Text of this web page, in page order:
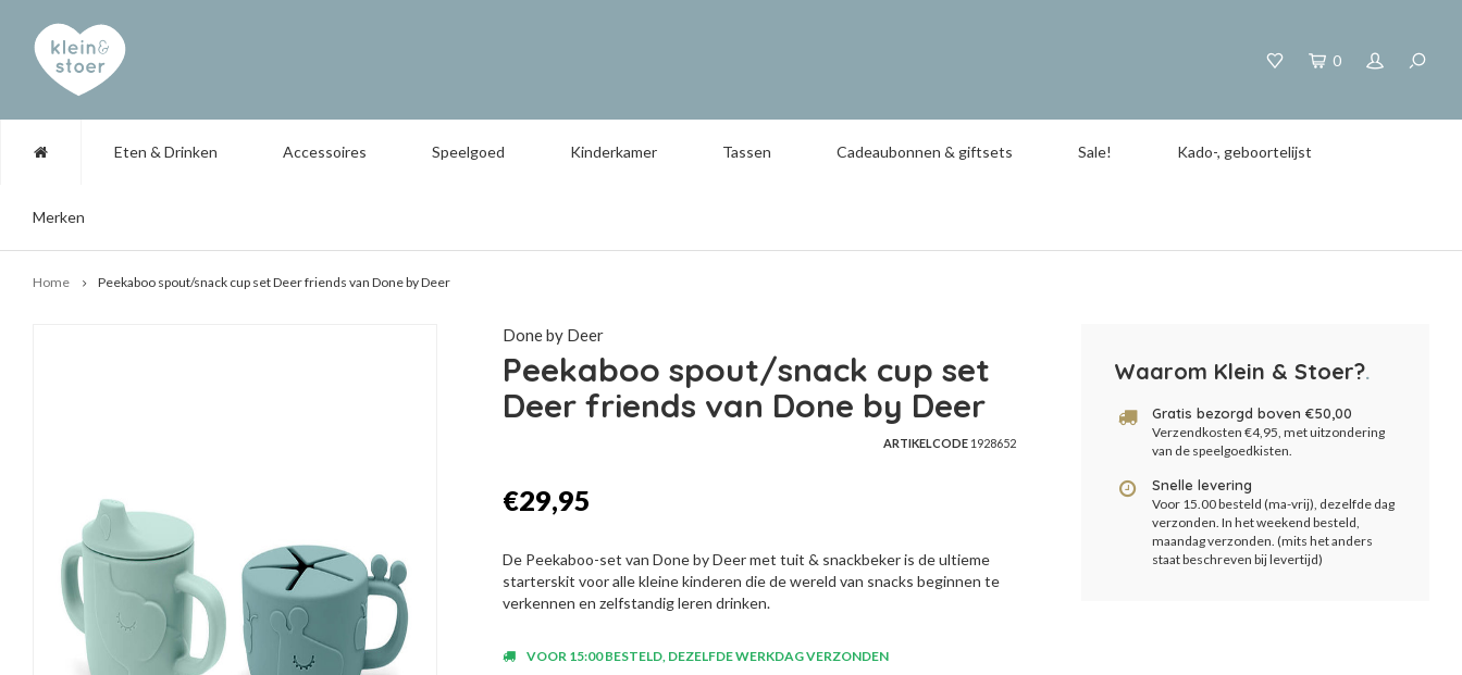
0
Eten & Drinken Accessoires Speelgoed Kinderkamer Tassen Cadeaubonnen & giftsets Sale! Kado-, geboortelijst
Merken
Home Peekaboo spout/snack cup set Deer friends van Done by Deer
Done by Deer
Peekaboo spout/snack cup set
Deer friends van Done by Deer
ARTIKELCODE1928652
€29,95
De Peekaboo-set van Done by Deer met tuit & snackbeker is de ultieme
starterskit voor alle kleine kinderen die de wereld van snacks beginnen te
verkennen en zelfstandig leren drinken.
VOOR 15:00 BESTELD, DEZELFDE WERKDAG VERZONDEN
Waarom Klein & Stoer?.
Gratis bezorgd boven €50,00
Verzendkosten €4,95, met uitzondering
van de speelgoedkisten.
Snelle levering
Voor 15.00 besteld (ma-vrij), dezelfde dag
verzonden. In het weekend besteld,
maandag verzonden. (mits het anders
staat beschreven bij levertijd)